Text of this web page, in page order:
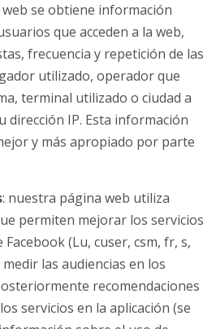
se obtiene información
que acceden a la web,
frecuencia y repetición de las
utilizado, operador que
terminal utilizado o ciudad a
dirección IP. Esta información
y más apropiado por parte
: nuestra página web utiliza
permiten mejorar los servicios
Facebook (Lu, cuser, csm, fr, s,
las audiencias en los
recomendaciones
servicios en la aplicación (se